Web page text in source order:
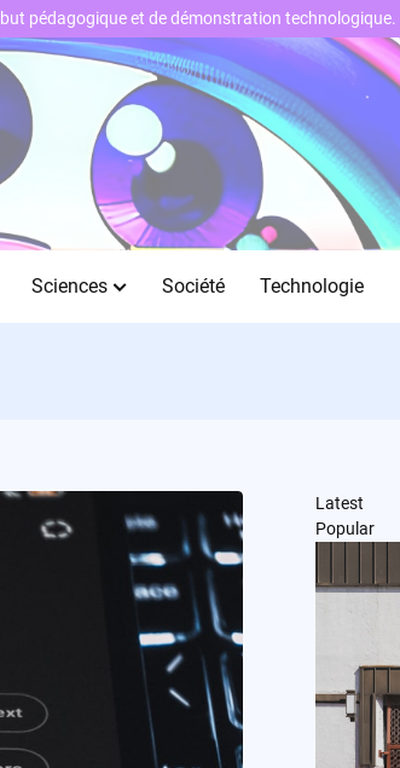
Sciences Société Technologie
Latest
Popular
pédagogique et de démonstration technologique.